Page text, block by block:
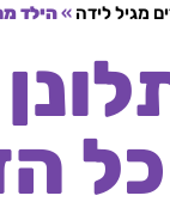
מגיל לידה »הילד